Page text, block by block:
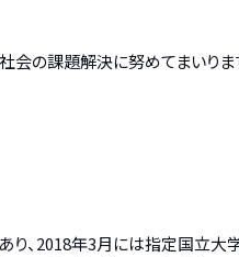
の課題解決に努めてまいりま
、2018年3月には指定国立